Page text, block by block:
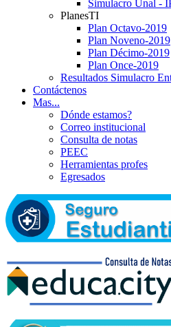
Simulacro Unal -
PlanesTI
Plan Octavo-2019
Plan Noveno-2019
Plan Décimo-2019
Plan Once-2019
Resultados Simulacro
Contáctenos
Mas...
Dónde estamos?
Correo institucional
Consulta de notas
PEEC
Herramientas profes
Egresados